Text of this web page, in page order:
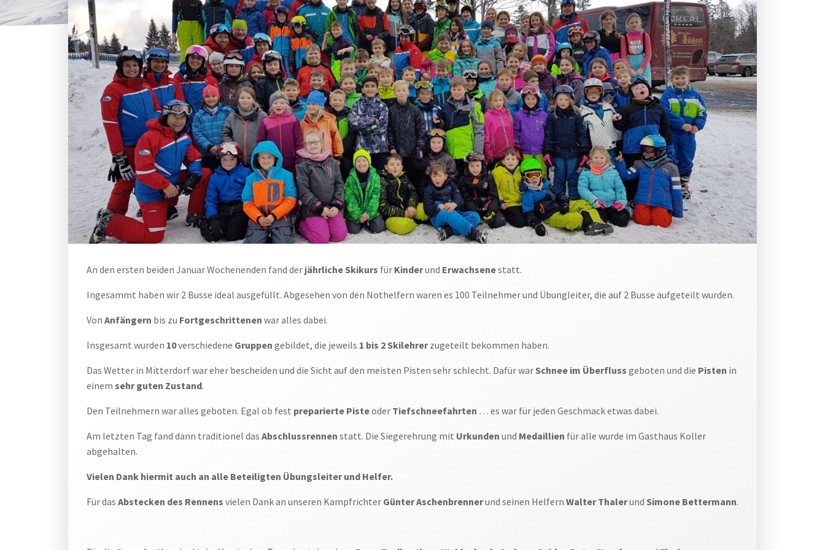
An den ersten beiden Januar Wochenenden fand der jährliche Skikurs für Kinderund Erwachsenestatt.
Ingesammt haben wir 2 Busse ideal ausgefüllt. Abgesehen von den Nothelfern waren es 100 Teilnehmer und Übungleiter, die auf 2 Busse aufgeteilt wurden.
Von Anfängern bis zu Fortgeschrittenen war alles dabei.
Insgesamt wurden 10verschiedene Gruppen gebildet, die jeweils 1 bis 2 Skilehrerzugeteilt bekommen haben.
Das Wetter in Mitterdorf war eher bescheiden und die Sicht auf den meisten Pisten sehr schlecht. Dafür war Schnee im Überfluss geboten und die Pisten in
einem sehr guten Zustand.
Den Teilnehmern war alles geboten. Egal ob fest preparierte Pisteoder Tiefschneefahrten … es war für jeden Geschmack etwas dabei.
Am letzten Tag fand dann traditionel das Abschlussrennen statt. Die Siegerehrung mit Urkunden und Medaillien für alle wurde im Gasthaus Koller
abgehalten.
Vielen Dank hiermit auch an alle Beteiligten Übungsleiter und Helfer.
Für das Abstecken des Rennens vielen Dank an unseren Kampfrichter Günter Aschenbrennerund seinen Helfern Walter Thalerund Simone Bettermann.